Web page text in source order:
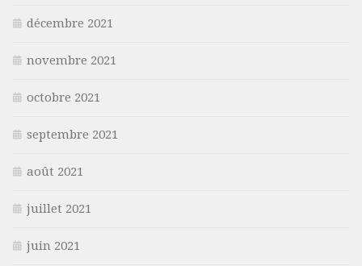
décembre 2021
novembre 2021
octobre 2021
septembre 2021
août 2021
juillet 2021
juin 2021